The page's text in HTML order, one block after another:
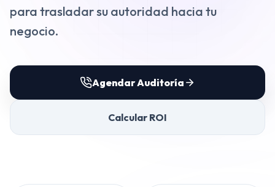
VENTAS
⭐️Agentes de IA
Publicidad Paid Media
Inbound Marketing
Embudos de Venta
Email Marketing
para trasladar su autoridad hacia tu
negocio.
Agendar Auditoría
Calcular ROI